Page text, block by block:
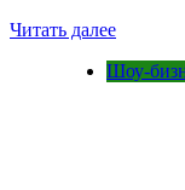
Читать далее
Шоу-